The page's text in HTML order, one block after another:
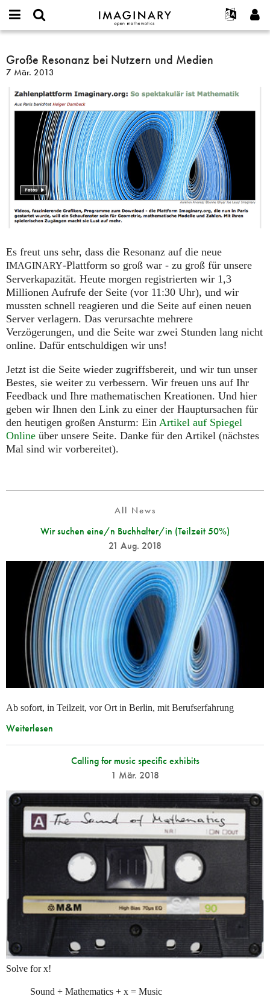
IMAGINARY
open
Français
한국어
Español
Türkçe
Programme
Hands-on
Filme
Texte
Ausstellungen
Mehr...
Projekte
Kontakt
or
username
*
Passwort
Neues Benutzerkonto erstellen
Neues Passwort anfordern
Suche
Große
Resonanz
bei
Nutzern
und
Medien
Große Resonanz bei Nutzern und Medien
7 Mär. 2013
Es freut uns sehr, dass die Resonanz auf die neue
IMAGINARY-Plattform so groß war - zu groß für unsere
Serverkapazität. Heute morgen registrierten wir 1,3
Millionen Aufrufe der Seite (vor 11:30 Uhr), und wir
mussten schnell reagieren und die Seite auf einen neuen
Server verlagern. Das verursachte mehrere
Verzögerungen, und die Seite war zwei Stunden lang nicht
online. Dafür entschuldigen wir uns!
Jetzt ist die Seite wieder zugriffsbereit, und wir tun unser
Bestes, sie weiter zu verbessern. Wir freuen uns auf Ihr
Feedback und Ihre mathematischen Kreationen. Und hier
geben wir Ihnen den Link zu einer der Hauptursachen für
den heutigen großen Ansturm: Ein Artikel auf Spiegel
Online über unsere Seite. Danke für den Artikel (nächstes
Mal sind wir vorbereitet).
All News
Wir suchen eine/n Buchhalter/in (Teilzeit 50%)
21 Aug. 2018
Ab sofort, in Teilzeit, vor Ort in Berlin, mit Berufserfahrung
Weiterlesen
Calling for music specific exhibits
1 Mär. 2018
Solve for x!
Sound + Mathematics + x = Music